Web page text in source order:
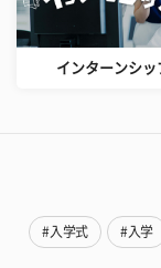
インターンシッ
#入学式 #入学